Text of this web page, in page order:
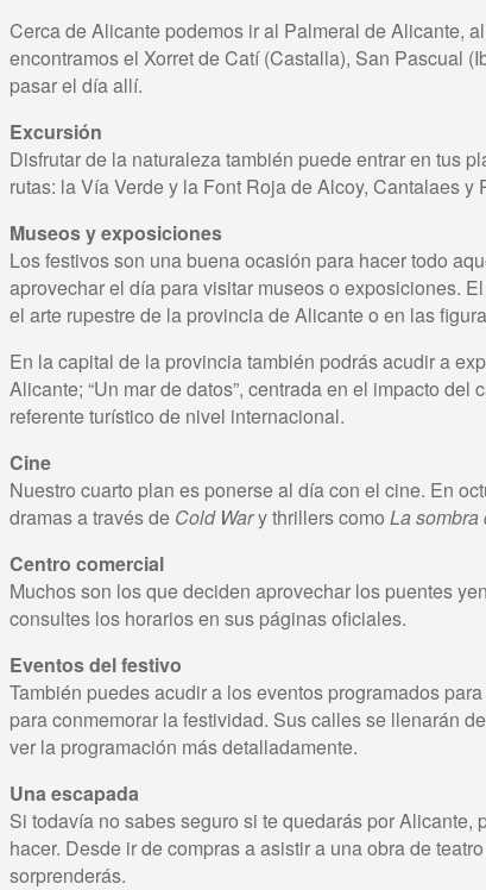
Cerca de Alicante podemos ir al Palmeral de Alicante,
encontramos el Xorret de Catí (Castalla), San Pascual
pasar el día allí.
Excursión
Disfrutar de la naturaleza también puede entrar en tus
rutas: la Vía Verde y la Font Roja de Alcoy, Cantalaes
Museos y exposiciones
Los festivos son una buena ocasión para hacer todo
aprovechar el día para visitar museos o exposiciones.
el arte rupestre de la provincia de Alicante o en las
En la capital de la provincia también podrás acudir a
Alicante; “Un mar de datos”, centrada en el impacto
referente turístico de nivel internacional.
Cine
Nuestro cuarto plan es ponerse al día con el cine. En
dramas a través de Cold Wary thrillers como La sombra
Centro comercial
Muchos son los que deciden aprovechar los puentes
consultes los horarios en sus páginas oficiales.
Eventos del festivo
También puedes acudir a los eventos programados
para conmemorar la festividad. Sus calles se llenarán
ver la programación más detalladamente.
Una escapada
Si todavía no sabes seguro si te quedarás por
hacer. Desde ir de compras a asistir a una obra de
sorprenderás.